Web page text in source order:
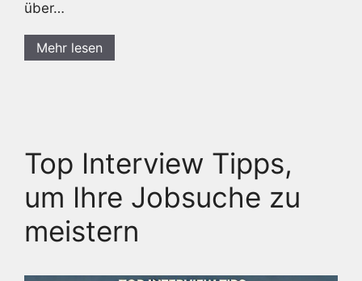
über…
Mehr lesen
Top Interview Tipps,
um Ihre Jobsuche zu
meistern